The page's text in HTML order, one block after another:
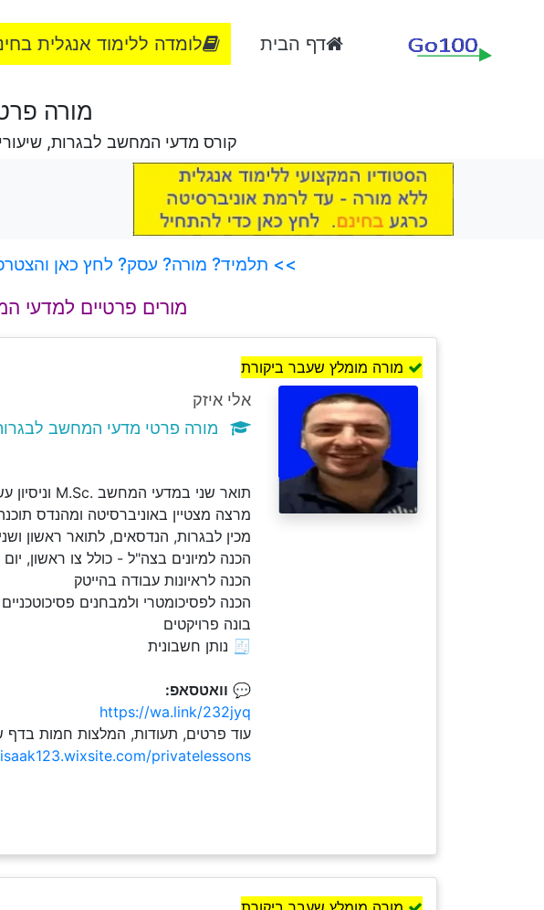
דף הבית לומדה ללימוד אנגלית
מורה
קורס מדעי המחשב לבגרות,
>> תלמיד? מורה? עסק? לחץ כאן
מורים פרטיים למדעי
מורה מומלץ שעבר ביקורת
אלי איזק
מורה פרטי מדעי המחשב
תואר שני במדעי המחשב .M.Sc וניסיון עשיר בהוראה ובפיתוח.
מרצה מצטיין באוניברסיטה ומהנדס
מכין לבגרות, הנדסאים, לתואר ראשון
הכנה למיונים בצה"ל - כולל צו ראשון, יום המאה,
הכנה לראיונות עבודה בהייטק
הכנה לפסיכומטרי ולמבחנים פסיכוטכניים
בונה פרויקטים
🧾 נותן חשבונית
💬 וואטסאפ:
https://wa.link/232jyq
עוד פרטים, תעודות, המלצות חמות בדף
privatelessons